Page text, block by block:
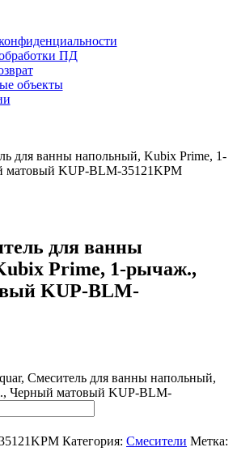
ПД
объекты
для ванны напольный, Kubix Prime, 1-
матовый KUP-BLM-35121KPM
для ванны
Prime, 1-рычаж.,
KUP-BLM-
Смеситель для ванны напольный,
Черный матовый KUP-BLM-
Категория: Смесители Метка: